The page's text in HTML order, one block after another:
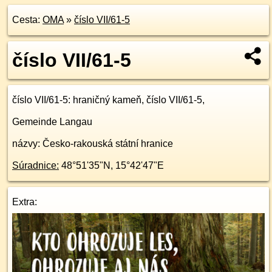
Cesta: OMA» číslo VII/61-5
číslo VII/61-5
číslo VII/61-5: hraničný kameň, číslo VII/61-5,
Gemeinde Langau
názvy: Česko-rakouská státní hranice
Súradnice: 48°51'35"N , 15°42'47"E
Extra: